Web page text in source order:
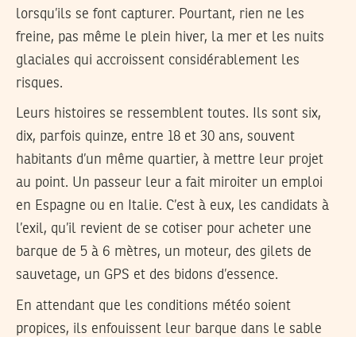
lorsqu’ils se font capturer. Pourtant, rien ne les
freine, pas même le plein hiver, la mer et les nuits
glaciales qui accroissent considérablement les
risques.
Leurs histoires se ressemblent toutes. Ils sont six,
dix, parfois quinze, entre 18 et 30 ans, souvent
habitants d’un même quartier, à mettre leur projet
au point. Un passeur leur a fait miroiter un emploi
en Espagne ou en Italie. C’est à eux, les candidats à
l’exil, qu’il revient de se cotiser pour acheter une
barque de 5 à 6 mètres, un moteur, des gilets de
sauvetage, un GPS et des bidons d’essence.
En attendant que les conditions météo soient
propices, ils enfouissent leur barque dans le sable